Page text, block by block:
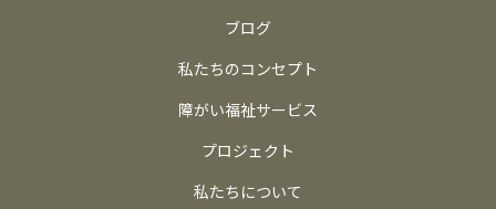
ブログ
私たちのコンセプト
障がい福祉サービス
プロジェクト
私たちについて